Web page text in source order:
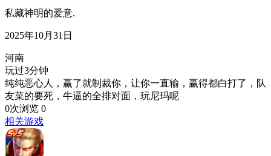
私藏神明的爱意.
2025年10月31日
河南
玩过3分钟
纯纯恶心人，赢了就制裁你，让你一直输，赢得都白打了，队
友菜的要死，牛逼的全排对面，玩尼玛呢
0次浏览 0
相关游戏